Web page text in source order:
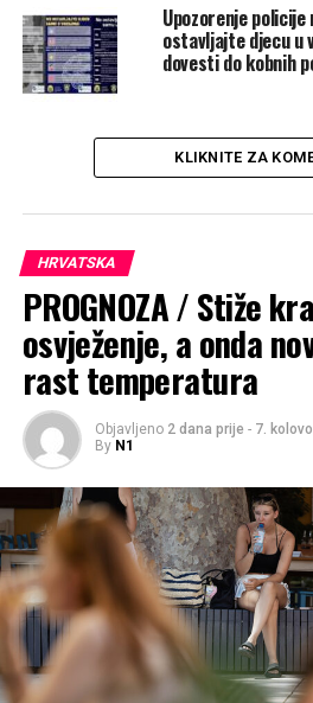
Upozorenje
ostavljajte djecu u
dovesti do kobnih
KLIKNITE ZA
HRVATSKA
PROGNOZA / Stiže
osvježenje, a onda
rast temperatura
Objavljeno 2 dana prije - 7.
By N1